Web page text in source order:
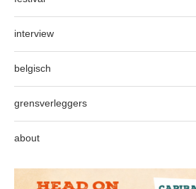
interview
belgisch
grensverleggers
about